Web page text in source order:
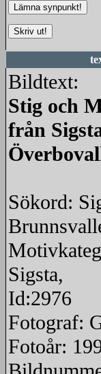
Bildtext:
Stig och
från
Sökord:
Sigsta,
Id:2976
Fotograf:
Fotoår: